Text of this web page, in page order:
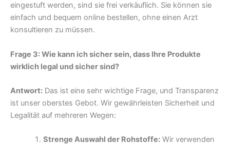
eingestuft werden, sind sie frei verkäuflich. Sie können sie
einfach und bequem online bestellen, ohne einen Arzt
konsultieren zu müssen.
Frage 3: Wie kann ich sicher sein, dass Ihre Produkte
wirklich legal und sicher sind?
Antwort: Das ist eine sehr wichtige Frage, und Transparenz
ist unser oberstes Gebot. Wir gewährleisten Sicherheit und
Legalität auf mehreren Wegen:
Strenge Auswahl der Rohstoffe:Wir verwenden